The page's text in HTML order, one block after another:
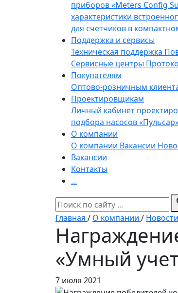
приборов «Meters Config
характеристики
для счетчиков в
Поддержка и сервисы
Техническая поддержка
Сервисные центры
Покупателям
Оптово-розничным
Проектировщикам
Личный кабинет
подбора насосов
О компании
О компании Вакансии
Вакансии
Контакты
...
Главная / О компании / Новости
«Умный
7 июля 2021